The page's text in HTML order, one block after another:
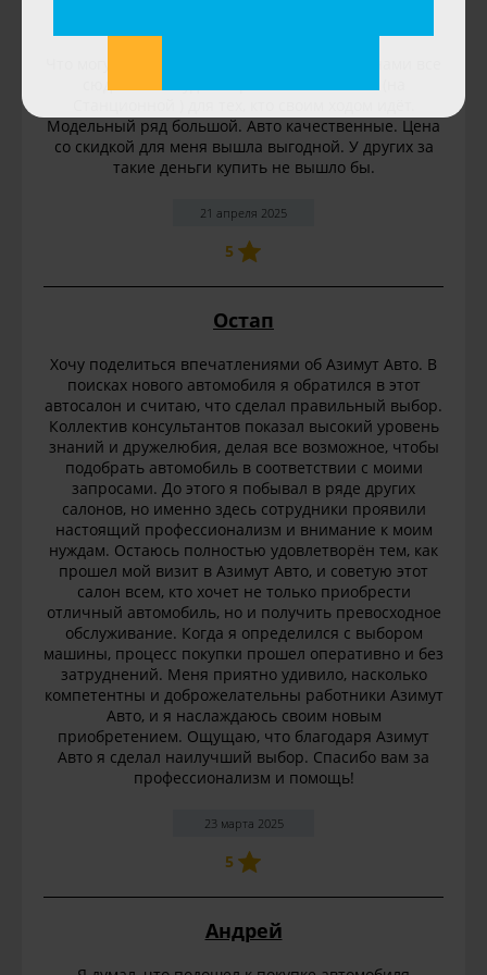
Модельный ряд большой. Авто качественные. Цена
со скидкой для меня вышла выгодной. У других за
такие деньги купить не вышло бы.
21 апреля 2025
5
Остап
Хочу поделиться впечатлениями об Азимут Авто. В
поисках нового автомобиля я обратился в этот
автосалон и считаю, что сделал правильный выбор.
Коллектив консультантов показал высокий уровень
знаний и дружелюбия, делая все возможное, чтобы
подобрать автомобиль в соответствии с моими
запросами. До этого я побывал в ряде других
салонов, но именно здесь сотрудники проявили
настоящий профессионализм и внимание к моим
нуждам. Остаюсь полностью удовлетворён тем, как
прошел мой визит в Азимут Авто, и советую этот
салон всем, кто хочет не только приобрести
отличный автомобиль, но и получить превосходное
обслуживание. Когда я определился с выбором
машины, процесс покупки прошел оперативно и без
затруднений. Меня приятно удивило, насколько
компетентны и доброжелательны работники Азимут
Авто, и я наслаждаюсь своим новым
приобретением. Ощущаю, что благодаря Азимут
Авто я сделал наилучший выбор. Спасибо вам за
профессионализм и помощь!
23 марта 2025
5
Андрей